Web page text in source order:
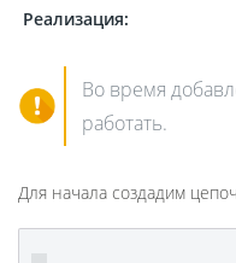
Реализация:
Во время
работать.
Для начала создадим